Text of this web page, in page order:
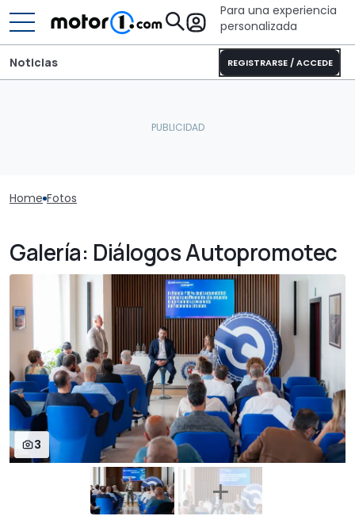
Para una experiencia
personalizada
REGISTRARSE / ACCEDE
Noticias
Home Fotos
Galería: Diálogos Autopromotec
3